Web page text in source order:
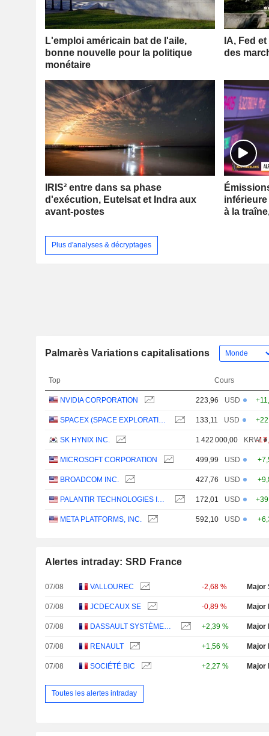
L'emploi américain bat de l'aile,
bonne nouvelle pour la politique
monétaire
IA, Fed
des
IRIS² entre dans sa phase
d'exécution, Eutelsat et Indra aux
avant-postes
à la
Plus d'analyses & décryptages
Palmarès Variations capitalisations
Top Cours
NVIDIA CORPORATION 223,96 USD
133,11 USD
SK HYNIX INC. 1 422 000,00 KRW
-
MICROSOFT CORPORATION 499,99 USD
BROADCOM INC. 427,76 USD
172,01 USD
META PLATFORMS, INC. 592,10 USD
Alertes intraday: SRD France
07/08 VALLOUREC -2,68 % Major
07/08 JCDECAUX SE -0,89 % Major
07/08 +2,39 % Major
07/08 RENAULT +1,56 % Major
07/08 SOCIÉTÉ BIC +2,27 % Major
Toutes les alertes intraday